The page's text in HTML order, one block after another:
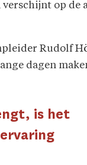
op
Rudolf
dagen
is het